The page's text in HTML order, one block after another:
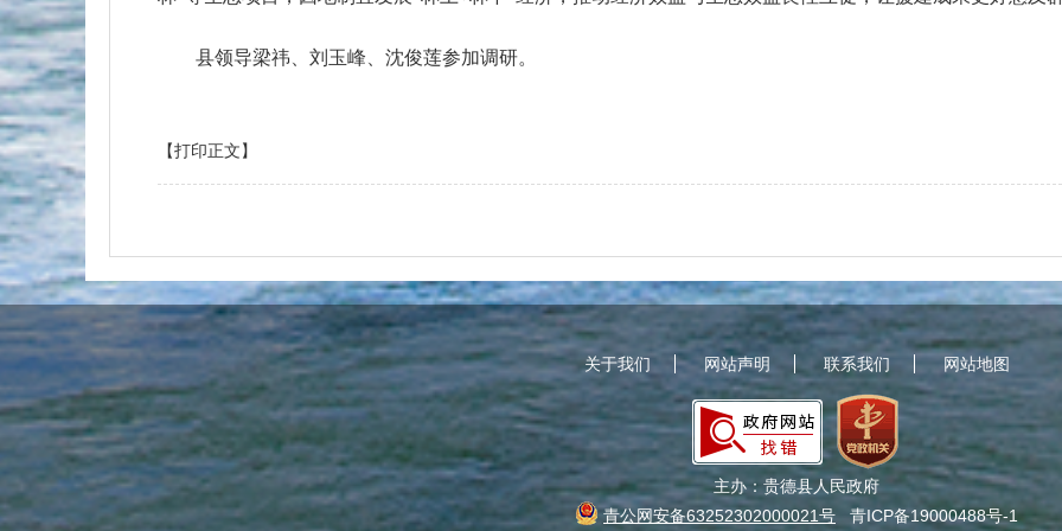
县领导梁祎、刘玉峰、沈俊莲参加调研。
【打印正文】
关于我们 网站声明 联系我们 网站地图
主办：贵德县人民政府
青公网安备63252302000021号
青ICP备19000488号-1